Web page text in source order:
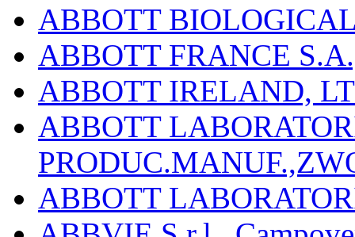
ABBOTT
ABBOTT FRANCE
ABBOTT IRELAND,
ABBOTT
ABBOTT